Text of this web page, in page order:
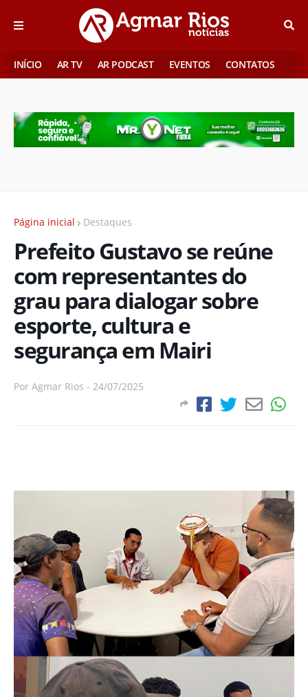
INÍCIO AR TV AR PODCAST EVENTOS CONTATOS
Página inicial Destaques
Prefeito Gustavo se reúne
com representantes do
grau para dialogar sobre
esporte, cultura e
segurança em Mairi
Por Agmar Rios - 24/07/2025